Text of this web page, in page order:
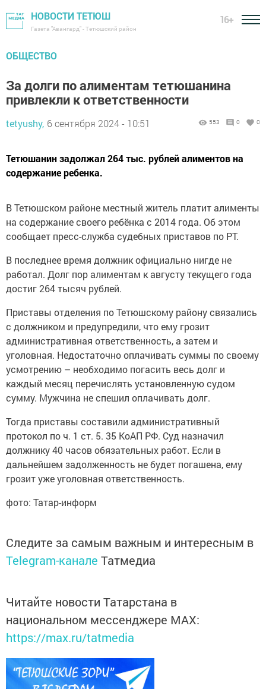
НОВОСТИ ТЕТЮШ
Газета "Авангард" - Тетюшский район
16+
ОБЩЕСТВО
За долги по алиментам тетюшанина
привлекли к ответственности
tetyushy, 6 сентября 2024 - 10:51 553 0 0
Тетюшанин задолжал 264 тыс. рублей алиментов на
содержание ребенка.
В Тетюшском районе местный житель платит алименты
на содержание своего ребёнка с 2014 года. Об этом
сообщает пресс-служба судебных приставов по РТ.
В последнее время должник официально нигде не
работал. Долг пор алиментам к августу текущего года
достиг 264 тысяч рублей.
Приставы отделения по Тетюшскому району связались
с должником и предупредили, что ему грозит
административная ответственность, а затем и
уголовная. Недостаточно оплачивать суммы по своему
усмотрению – необходимо погасить весь долг и
каждый месяц перечислять установленную судом
сумму. Мужчина не спешил оплачивать долг.
Тогда приставы составили административный
протокол по ч. 1 ст. 5. 35 КоАП РФ. Суд назначил
должнику 40 часов обязательных работ. Если в
дальнейшем задолженность не будет погашена, ему
грозит уже уголовная ответственность.
фото: Татар-информ
Следите за самым важным и интересным в
Telegram-канале Татмедиа
Читайте новости Татарстана в
национальном мессенджере MАХ:
https://max.ru/tatmedia